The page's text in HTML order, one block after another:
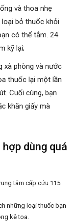
và thoa nhẹ
loại bỏ thuốc khỏi
có thể tắm. 24
kỹ lại;
xà phòng và nước
thuốc lại một lần
Cuối cùng, bạn
khăn giấy mà
dùng quá
tâm cấp cứu 115
những loại thuốc bạn
kê toa.